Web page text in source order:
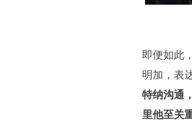
即便如此
明加，表
特纳沟通
里他至关